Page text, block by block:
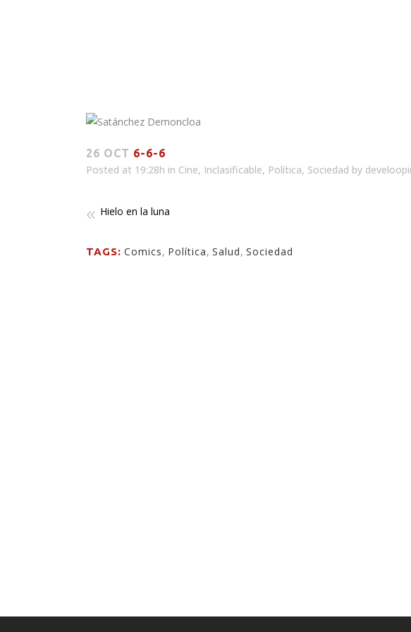
26 OCT 6-6-6
Posted at 19:28h in Cine, Inclasificable, Política, Sociedad by
Hielo en la luna
TAGS: Comics, Política, Salud, Sociedad